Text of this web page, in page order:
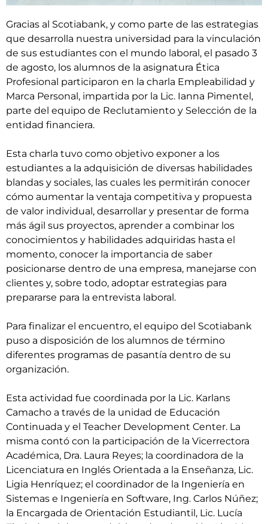
Gracias al Scotiabank, y como parte de las estrategias
que desarrolla nuestra universidad para la vinculación
de sus estudiantes con el mundo laboral, el pasado 3
de agosto, los alumnos de la asignatura Ética
Profesional participaron en la charla Empleabilidad y
Marca Personal, impartida por la Lic. Ianna Pimentel,
parte del equipo de Reclutamiento y Selección de la
entidad financiera.
Esta charla tuvo como objetivo exponer a los
estudiantes a la adquisición de diversas habilidades
blandas y sociales, las cuales les permitirán conocer
cómo aumentar la ventaja competitiva y propuesta
de valor individual, desarrollar y presentar de forma
más ágil sus proyectos, aprender a combinar los
conocimientos y habilidades adquiridas hasta el
momento, conocer la importancia de saber
posicionarse dentro de una empresa, manejarse con
clientes y, sobre todo, adoptar estrategias para
prepararse para la entrevista laboral.
Para finalizar el encuentro, el equipo del Scotiabank
puso a disposición de los alumnos de término
diferentes programas de pasantía dentro de su
organización.
Esta actividad fue coordinada por la Lic. Karlans
Camacho a través de la unidad de Educación
Continuada y el Teacher Development Center. La
misma contó con la participación de la Vicerrectora
Académica, Dra. Laura Reyes; la coordinadora de la
Licenciatura en Inglés Orientada a la Enseñanza, Lic.
Ligia Henríquez; el coordinador de la Ingeniería en
Sistemas e Ingeniería en Software, Ing. Carlos Núñez;
la Encargada de Orientación Estudiantil, Lic. Lucía